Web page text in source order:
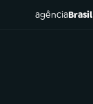
agênciaBrasil